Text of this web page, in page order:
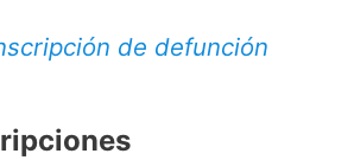
de defunción